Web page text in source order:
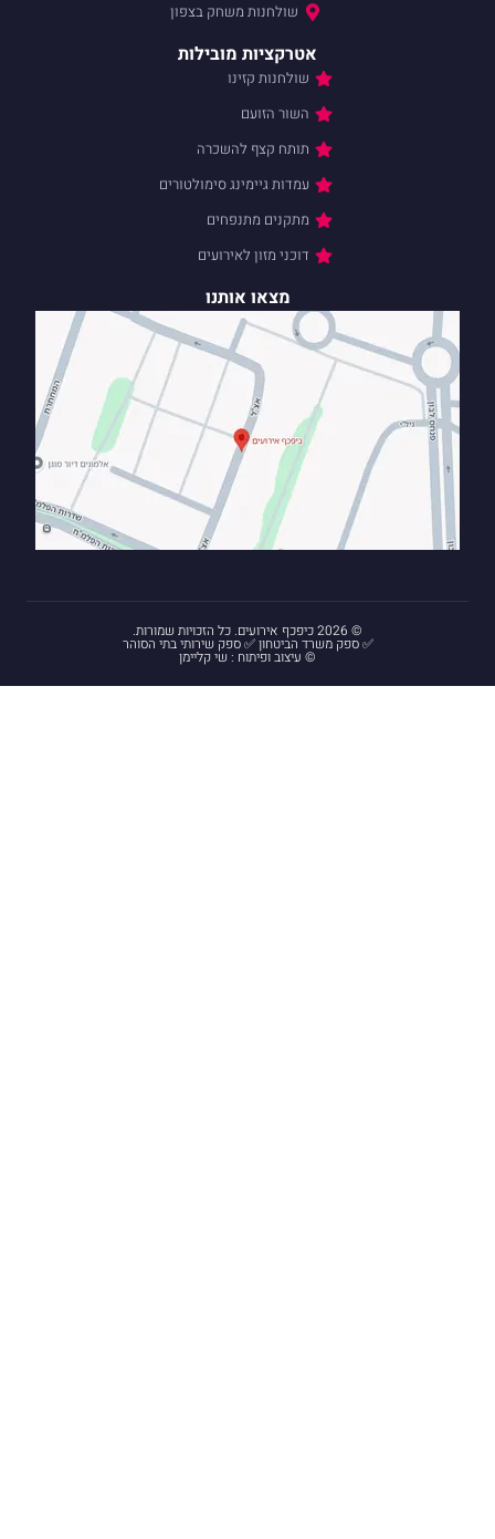
שולחנות משחק בצפון
אטרקציות מובילות
שולחנות קזינו
תותח קצף להשכרה
עמדות גיימינג סימולטורים
מתקנים מתנפחים
דוכני מזון לאירועים
✅ ספק משרד הביטחון ✅ ספק שירותי בתי הסוהר
© עיצוב ופיתוח : שי קליימן